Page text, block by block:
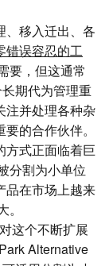
、移入迁出、各
错误容忍的工
要，但这通常
期代为管理重
注并处理各种杂
的合作伙伴。
方式正面临着巨
分割为小单位
品在市场上越来
这个不断扩展
Alternative